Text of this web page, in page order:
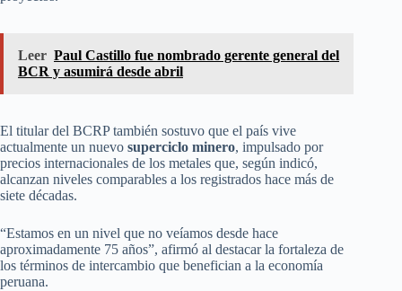
Leer Paul Castillo fue nombrado gerente general del
BCR y asumirá desde abril
El titular del BCRP también sostuvo que el país vive
actualmente un nuevo superciclo minero, impulsado por
precios internacionales de los metales que, según indicó,
alcanzan niveles comparables a los registrados hace más de
siete décadas.
“Estamos en un nivel que no veíamos desde hace
aproximadamente 75 años”, afirmó al destacar la fortaleza de
los términos de intercambio que benefician a la economía
peruana.